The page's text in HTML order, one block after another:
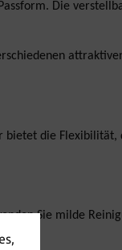
Die
die
Sie milde